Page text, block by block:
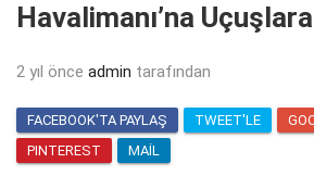
Havalimanı’na
2 yıl önce admin tarafından
FACEBOOK'TA PAYLAŞ TWEET'LE
PINTEREST
MAIL